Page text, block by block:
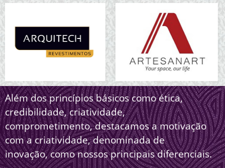
Além dos princípios básicos como ética,
credibilidade, criatividade,
comprometimento, destacamos a motivação
com a criatividade, denominada de
inovação, como nossos principais diferenciais.